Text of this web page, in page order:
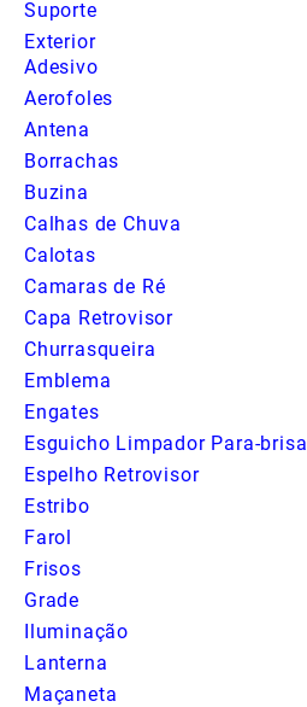
Suporte
Exterior
Adesivo
Aerofoles
Antena
Borrachas
Buzina
Calhas de Chuva
Calotas
Camaras de Ré
Capa Retrovisor
Churrasqueira
Emblema
Engates
Esguicho Limpador Para-brisa
Espelho Retrovisor
Estribo
Farol
Frisos
Grade
Iluminação
Lanterna
Maçaneta